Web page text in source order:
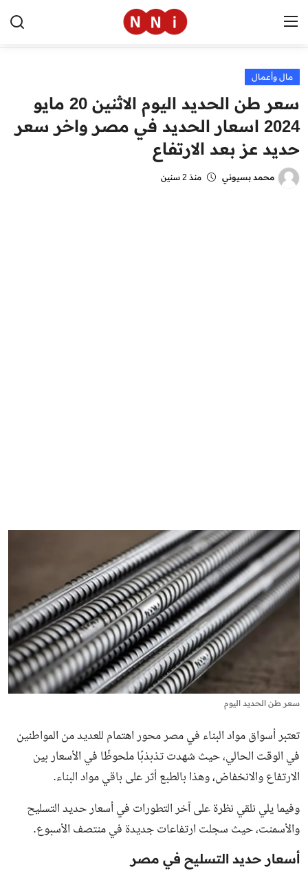
الرئيسية
اخبار مصر
العالم
الرياضة
مال وأعمال
سعر طن الحديد اليوم الاثنين 20 مايو
2024 اسعار الحديد في مصر واخر سعر
حديد عز بعد الارتفاع
محمد بسيوني منذ 2 سنين
سعر طن الحديد اليوم
تعتبر أسواق مواد البناء في مصر محور اهتمام للعديد من المواطنين
في الوقت الحالي، حيث شهدت تذبذبًا ملحوظًا في الأسعار بين
الارتفاع والانخفاض، وهذا بالطبع أثر على باقي مواد البناء.
وفيما يلي نلقي نظرة على آخر التطورات في أسعار حديد التسليح
والأسمنت، حيث سجلت ارتفاعات جديدة في منتصف الأسبوع.
أسعار حديد التسليح في مصر